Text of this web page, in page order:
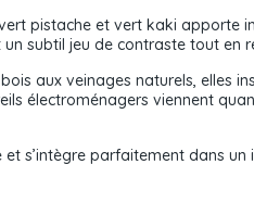
pistache et vert kaki apporte
subtil jeu de contraste tout en
aux veinages naturels, elles
électroménagers viennent
s’intègre parfaitement dans un